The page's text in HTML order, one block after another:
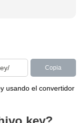
Copia
usando el convertidor